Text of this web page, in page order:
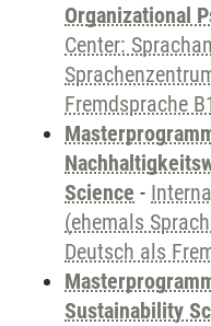
Organizational
Center:
Fremdsprache
Science -
(ehemals
Deutsch als
Sustainability